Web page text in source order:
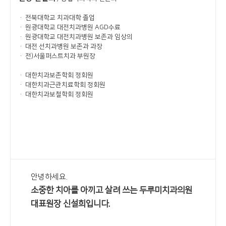
· 전북대학교 치과대학 졸업
· 원광대학교 대전치과병원 AGD수료
· 원광대학교 대전치과병원 보존과 임상의
· 대전 선치과병원 보존과 과장
· 전)서울퍼스트치과 부원장
· 대한치과보존학회 정회원
· 대한치과근관치료학회 정회원
· 대한치과보철학회 정회원
안녕하세요.
소중한 치아를 아끼고 살려 쓰는 두루미치과의원
대표원장 신설희입니다.